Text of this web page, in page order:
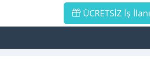
ÜCRETSİZ İş İlanı